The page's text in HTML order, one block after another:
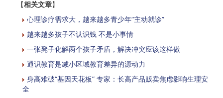
【相关文章】
心理诊疗需求大，越来越多青少年“主动就诊”
越来越多孩子不认识钱 不是小事情
一张凳子化解两个孩子矛盾，解决冲突应该这样做
通识教育是减小区域教育差异的源动力
身高难破“基因天花板” 专家：长高产品贩卖焦虑影响生理安
全